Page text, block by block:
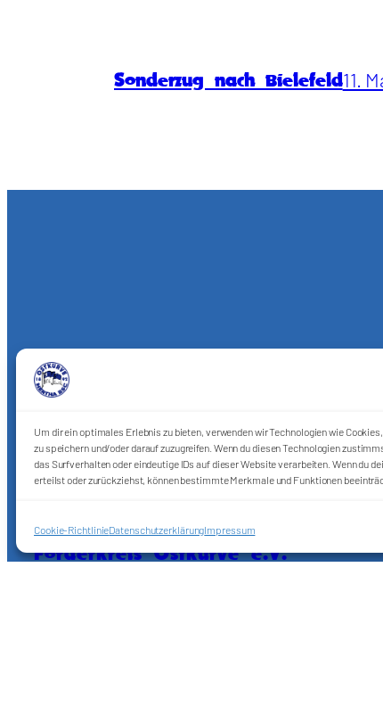
Um dir ein optimales Erlebnis zu bieten, verwenden wir Technologien wie
zu speichern und/oder darauf zuzugreifen. Wenn du diesen Technologien
das Surfverhalten oder eindeutige IDs auf dieser Website verarbeiten. Wenn du
erteilst oder zurückziehst, können bestimmte Merkmale und Funktionen
Cookie-RichtlinieDatenschutzerklärungImpressum
Sonderzug nach Bielefeld11.
Förderkreis Ostkurve e.V.